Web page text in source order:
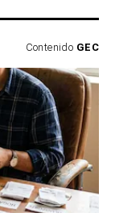
Contenido GEC